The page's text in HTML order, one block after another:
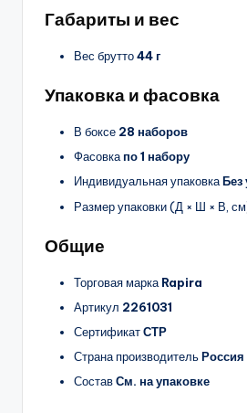
Габариты и вес
Вес брутто44 г
Упаковка и фасовка
В боксе 28 наборов
Фасовкапо 1 набору
Индивидуальная упаковкаБез
Размер упаковки (Д × Ш × В,
Общие
Торговая марка Rapira
Артикул 2261031
СертификатСТР
Страна производительРоссия
СоставСм. на упаковке